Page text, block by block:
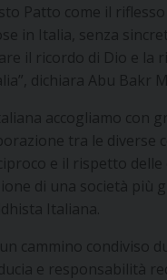
Patto come il
in Italia, senza
il ricordo di Dio e la
dichiara Abu Bakr
accogliamo con
tra le diverse
e il rispetto
di una società più
Italiana.
cammino condiviso
e responsabilità